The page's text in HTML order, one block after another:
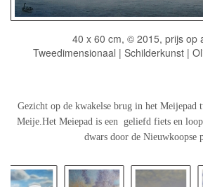
40 x 60 cm, © 2015, prijs op
Tweedimensionaal | Schilderkunst |
Gezicht op de kwakelse brug in het Meijepad
Meije.Het Meiepad is een geliefd fiets en
dwars door de Nieuwkoopse